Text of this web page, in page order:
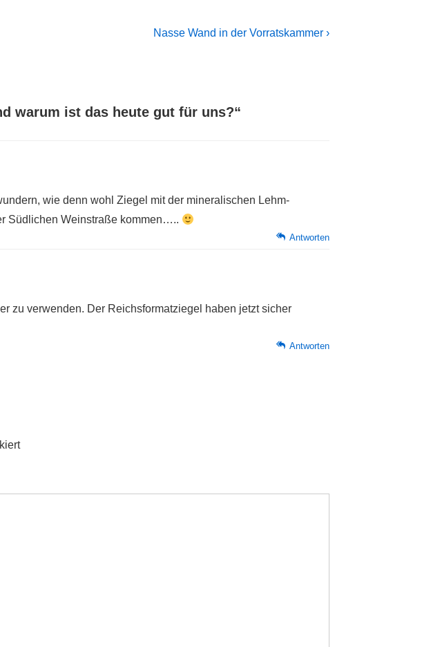
Next
Nasse Wand in der Vorratskammer ›
warum ist das heute gut für uns?“
wie denn wohl Ziegel mit der mineralischen Lehm-
Südlichen Weinstraße kommen…..
Antworten
zu verwenden. Der Reichsformatziegel haben jetzt sicher
Antworten